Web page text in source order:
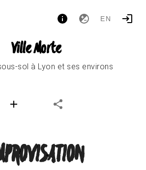
EN
Ville Morte
sol à Lyon et ses environs